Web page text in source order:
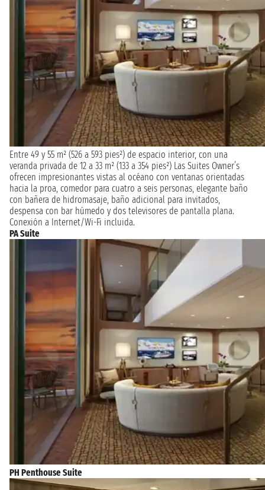
Entre 49 y 55 m² (526 a 593 pies²) de espacio interior, con una
veranda privada de 12 a 33 m² (133 a 354 pies²) Las Suites Owner’s
ofrecen impresionantes vistas al océano con ventanas orientadas
hacia la proa, comedor para cuatro a seis personas, elegante baño
con bañera de hidromasaje, baño adicional para invitados,
despensa con bar húmedo y dos televisores de pantalla plana.
Conexión a Internet/Wi-Fi incluida.
PA Suite
PH Penthouse Suite